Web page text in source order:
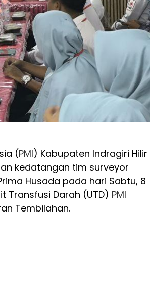
(PMI) Kabupaten Indragiri Hilir
kedatangan tim surveyor
Husada pada hari Sabtu, 8
Transfusi Darah (UTD) PMI
Tembilahan.